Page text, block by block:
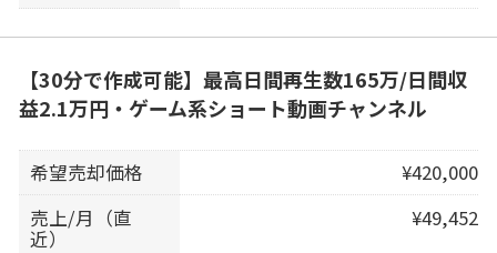
【30分で作成可能】最高日間再生数165万/日間収
益2.1万円・ゲーム系ショート動画チャンネル
希望売却価格
¥420,000
売上/月（直
近）
¥49,452